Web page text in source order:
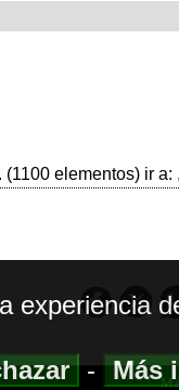
elementos) ir a: ,
-Más